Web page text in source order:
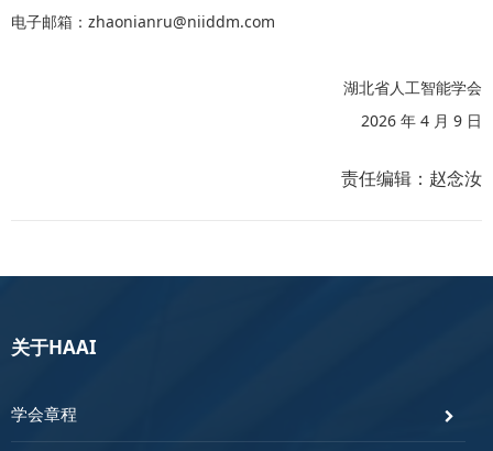
电子邮箱：zhaonianru@niiddm.com
湖北省人工智能学会
2026 年 4 月 9 日
责任编辑：赵念汝
关于HAAI
学会章程